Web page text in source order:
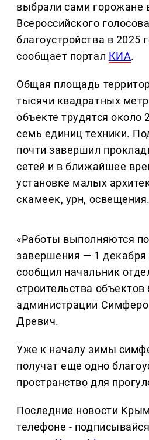
выбрали сами горожане
Всероссийского
благоустройства в 2025
сообщает портал КИА.
Общая площадь
тысячи квадратных
объекте трудятся около
семь единиц техники.
почти завершил
сетей и в ближайшее
установке малых
скамеек, урн, освещения.
«Работы выполняются
завершения — 1 декабря
сообщил начальник
строительства объектов
администрации
Древич.
Уже к началу зимы
получат еще одно
пространство для
Последние новости
телефоне -